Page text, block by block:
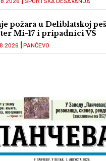
požara u Deliblatskoj
Mi-17 i pripadnici VS
PANČEVO